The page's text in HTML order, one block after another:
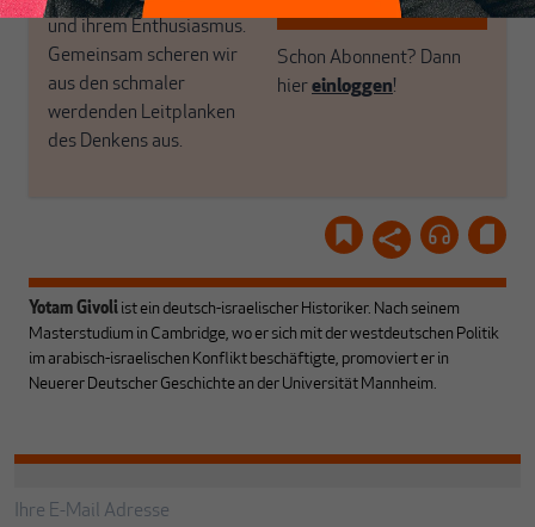
und ihrem Enthusiasmus.
Gemeinsam scheren wir
aus den schmaler
werdenden Leitplanken
des Denkens aus.
MAKROSKOP
Schon Abonnent? Dann
hiereinloggen!
Yotam Givoli ist ein deutsch-israelischer Historiker. Nach seinem
Masterstudium in Cambridge, wo er sich mit der westdeutschen Politik
im arabisch-israelischen Konflikt beschäftigte, promoviert er in
Neuerer Deutscher Geschichte an der Universität Mannheim.